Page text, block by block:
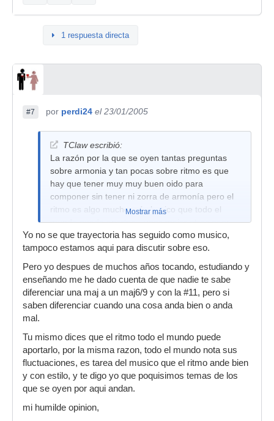
1 respuesta directa
#7 por perdi24 el 23/01/2005
TClaw escribió:
La razón por la que se oyen tantas preguntas
sobre armonia y tan pocas sobre ritmo es que
hay que tener muy muy buen oido para
componer sin tener ni zorra de armonía pero el
ritmo es algo mucho más basico que todo el
mundo puede aportar... unos mejor otros peor...
pero no es un tema que preocupe... la gente va
a escuchar una melodia mala en si misma... no
embargo si que puede verse una melodia que
tiene algo pero tan pobre armonicamente que
ahi se queda...
Mostrar más
Yo no se que trayectoria has seguido como musico,
tampoco estamos aqui para discutir sobre eso.
Pero yo despues de muchos años tocando, estudiando y
enseñando me he dado cuenta de que nadie te sabe
diferenciar una maj a un maj6/9 y con la #11, pero si
saben diferenciar cuando una cosa anda bien o anda
mal.
Tu mismo dices que el ritmo todo el mundo puede
aportarlo, por la misma razon, todo el mundo nota sus
fluctuaciones, es tarea del musico que el ritmo ande bien
y con estilo, y te digo yo que poquisimos temas de los
que se oyen por aqui andan.
mi humilde opinion,